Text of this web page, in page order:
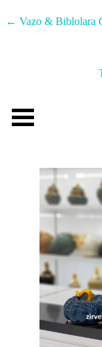
← Vazo & Biblolara